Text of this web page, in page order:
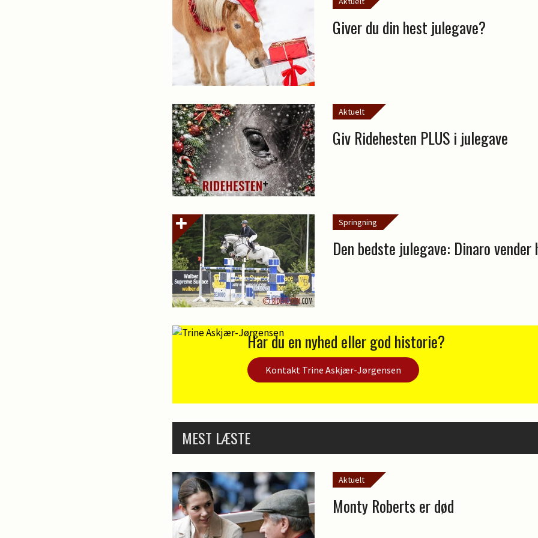
Giver du din hest julegave?
Aktuelt
Giv Ridehesten PLUS i julegave
Springning
Den bedste julegave: Dinaro vender
Har du en nyhed eller god historie?
Kontakt Trine Askjær-Jørgensen
MEST LÆSTE
Aktuelt
Monty Roberts er død